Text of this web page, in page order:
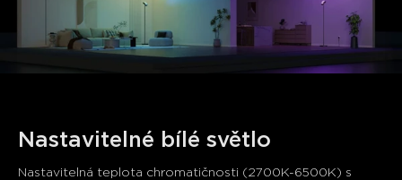
Nastavitelné bílé světlo
Nastavitelná teplota chromatičnosti (2700K-6500K) s
close